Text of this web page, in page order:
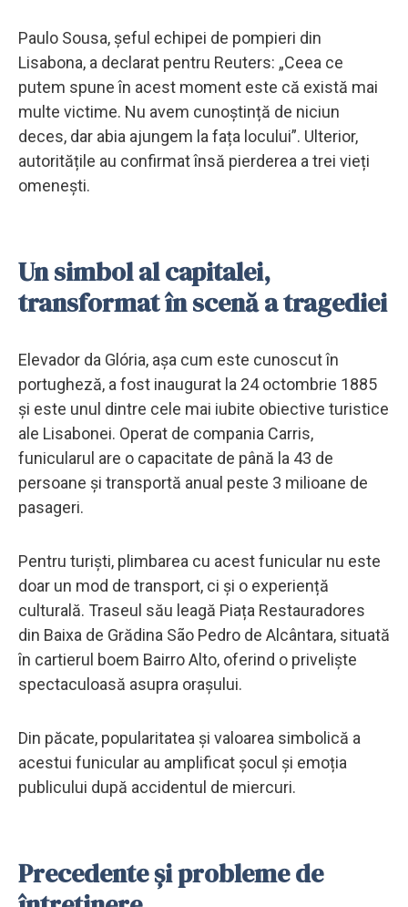
Paulo Sousa, șeful echipei de pompieri din
Lisabona, a declarat pentru Reuters: „Ceea ce
putem spune în acest moment este că există mai
multe victime. Nu avem cunoștință de niciun
deces, dar abia ajungem la fața locului”. Ulterior,
autoritățile au confirmat însă pierderea a trei vieți
omenești.
Un simbol al capitalei,
transformat în scenă a tragediei
Elevador da Glória, așa cum este cunoscut în
portugheză, a fost inaugurat la 24 octombrie 1885
și este unul dintre cele mai iubite obiective turistice
ale Lisabonei. Operat de compania Carris,
funicularul are o capacitate de până la 43 de
persoane și transportă anual peste 3 milioane de
pasageri.
Pentru turiști, plimbarea cu acest funicular nu este
doar un mod de transport, ci și o experiență
culturală. Traseul său leagă Piața Restauradores
din Baixa de Grădina São Pedro de Alcântara, situată
în cartierul boem Bairro Alto, oferind o priveliște
spectaculoasă asupra orașului.
Din păcate, popularitatea și valoarea simbolică a
acestui funicular au amplificat șocul și emoția
publicului după accidentul de miercuri.
Precedente și probleme de